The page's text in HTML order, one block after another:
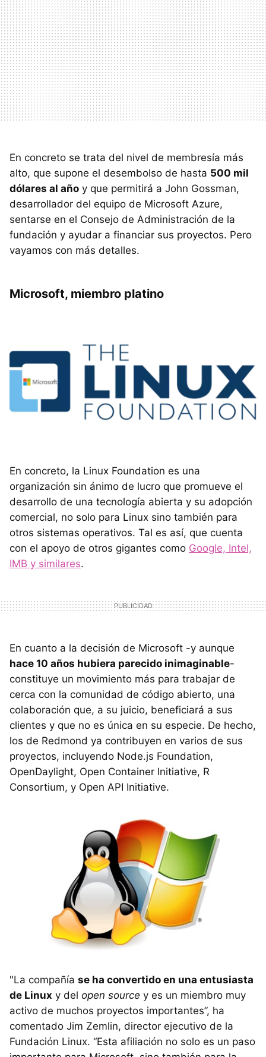
En concreto se trata del nivel de membresía más
alto, que supone el desembolso de hasta 500 mil
dólares al año y que permitirá a John Gossman,
desarrollador del equipo de Microsoft Azure,
sentarse en el Consejo de Administración de la
fundación y ayudar a financiar sus proyectos. Pero
vayamos con más detalles.
Microsoft, miembro platino
En concreto, la Linux Foundation es una
organización sin ánimo de lucro que promueve el
desarrollo de una tecnología abierta y su adopción
comercial, no solo para Linux sino también para
otros sistemas operativos. Tal es así, que cuenta
con el apoyo de otros gigantes como Google, Intel,
IMB y similares.
En cuanto a la decisión de Microsoft -y aunque
hace 10 años hubiera parecido inimaginable-
constituye un movimiento más para trabajar de
cerca con la comunidad de código abierto, una
colaboración que, a su juicio, beneficiará a sus
clientes y que no es única en su especie. De hecho,
los de Redmond ya contribuyen en varios de sus
proyectos, incluyendo Node.js Foundation,
OpenDaylight, Open Container Initiative, R
Consortium, y Open API Initiative.
"La compañía se ha convertido en una entusiasta
de Linux y del open source y es un miembro muy
activo de muchos proyectos importantes”, ha
comentado Jim Zemlin, director ejecutivo de la
Fundación Linux. “Esta afiliación no solo es un paso